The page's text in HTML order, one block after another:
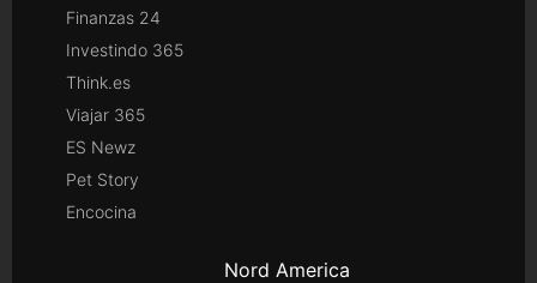
Finanzas 24
Investindo 365
Think.es
Viajar 365
ES Newz
Pet Story
Encocina
Nord America